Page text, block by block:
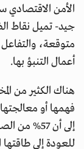
الأمن الاقتصادي
جيد- تميل نقاط
متوقعة،
أعمال التنبؤ بها.
هناك الكثير من
فهمها أو
إلى أن
للعودة إلى